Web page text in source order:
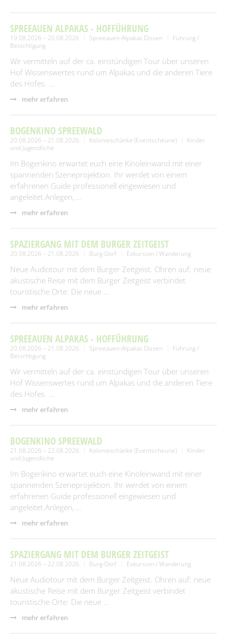
SPREEAUEN ALPAKAS - HOFFÜHRUNG
19.08.2026 – 20.08.2026 Spreeauen-Alpakas Dissen
Führung /
Besichtigung
Wir vermitteln auf der ca. einstündigen Tour über unseren
Hof Wissenswertes rund um Alpakas und die anderen Tiere
des Hofes. …
mehr erfahren
BOGENKINO SPREEWALD
20.08.2026 – 21.08.2026 Kolonieschänke (Eventscheune)
Kinder
und Jugendliche
Im Bogenkino erwartet euch eine Kinoleinwand mit einer
spannenden Szeneprojektion. Ihr werdet von einem
erfahrenen Guide professionell eingewiesen und
angeleitet.Anlegen, …
mehr erfahren
SPAZIERGANG MIT DEM BURGER ZEITGEIST
20.08.2026 – 21.08.2026 Burg-Dorf Exkursion / Wanderung
Neue Audiotour mit dem Burger Zeitgeist. Ohren auf: neue
akustische Reise mit dem Burger Zeitgeist verbindet
touristische Orte: Die neue …
mehr erfahren
SPREEAUEN ALPAKAS - HOFFÜHRUNG
20.08.2026 – 21.08.2026 Spreeauen-Alpakas Dissen
Führung /
Besichtigung
Wir vermitteln auf der ca. einstündigen Tour über unseren
Hof Wissenswertes rund um Alpakas und die anderen Tiere
des Hofes. …
mehr erfahren
BOGENKINO SPREEWALD
21.08.2026 – 22.08.2026 Kolonieschänke (Eventscheune)
Kinder
und Jugendliche
Im Bogenkino erwartet euch eine Kinoleinwand mit einer
spannenden Szeneprojektion. Ihr werdet von einem
erfahrenen Guide professionell eingewiesen und
angeleitet.Anlegen, …
mehr erfahren
SPAZIERGANG MIT DEM BURGER ZEITGEIST
21.08.2026 – 22.08.2026 Burg-Dorf Exkursion / Wanderung
Neue Audiotour mit dem Burger Zeitgeist. Ohren auf: neue
akustische Reise mit dem Burger Zeitgeist verbindet
touristische Orte: Die neue …
mehr erfahren